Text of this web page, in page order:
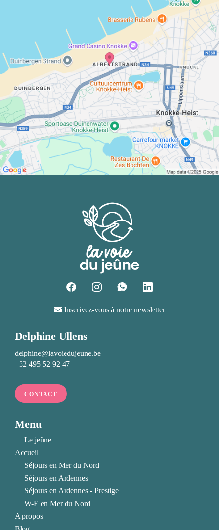
Inscrivez-vous à notre newsletter
Delphine Ullens
delphine@lavoiedujeune.be
+32 495 52 92 47
CONTACT
Menu
Le jeûne
Accueil
Séjours en Mer du Nord
Séjours en Ardennes
Séjours en Ardennes - Prestige
W-E en Mer du Nord
A propos